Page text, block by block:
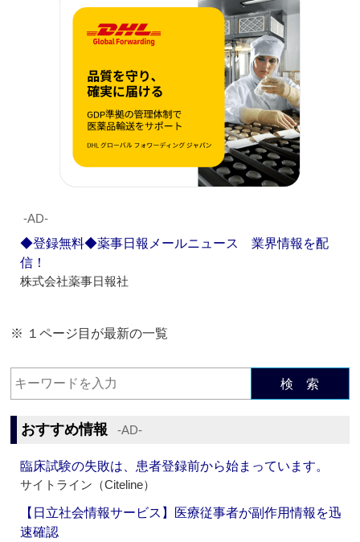
‐AD‐
◆登録無料◆薬事日報メールニュース 業界情報を配
信！
株式会社薬事日報社
※ １ページ目が最新の一覧
検 索
おすすめ情報 ‐AD‐
臨床試験の失敗は、患者登録前から始まっています。
サイトライン（Citeline）
【日立社会情報サービス】医療従事者が副作用情報を迅
速確認